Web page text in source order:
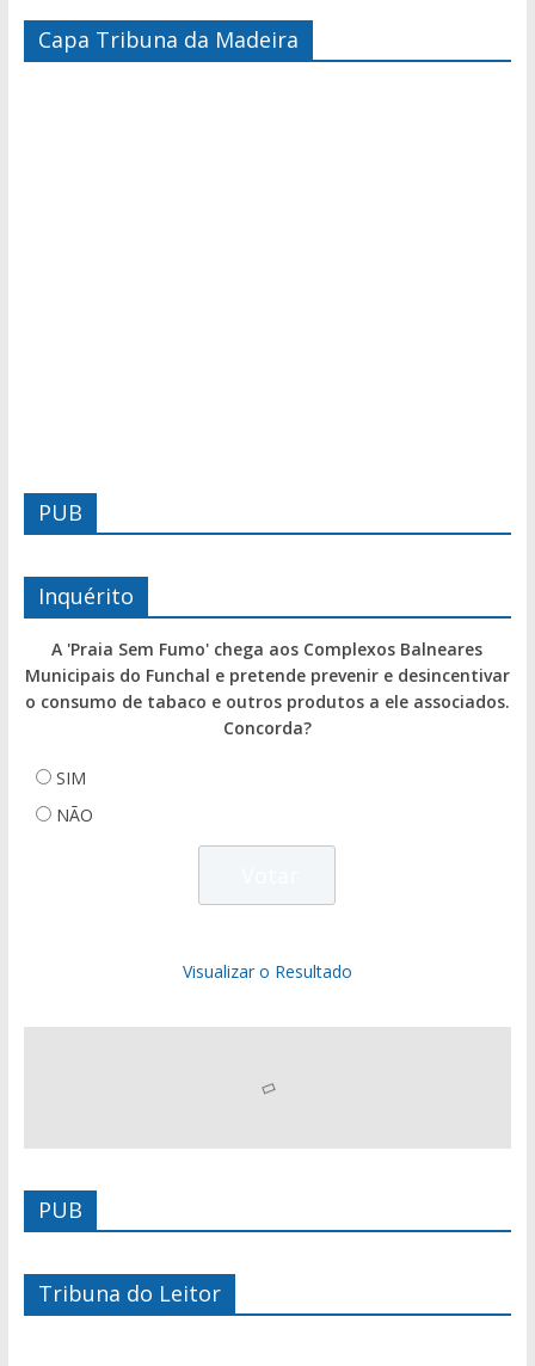
Capa Tribuna da Madeira
PUB
Inquérito
A 'Praia Sem Fumo' chega aos Complexos Balneares
Municipais do Funchal e pretende prevenir e desincentivar
o consumo de tabaco e outros produtos a ele associados.
Concorda?
SIM
NÃO
Visualizar o Resultado
PUB
Tribuna do Leitor